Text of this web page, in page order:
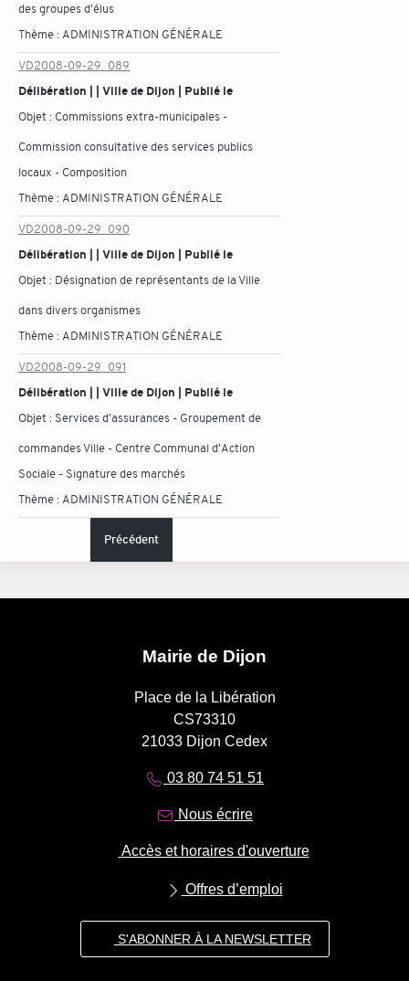
des groupes d'élus
Thème : ADMINISTRATION GÉNÉRALE
VD2008-09-29_089
Délibération | | Ville de Dijon | Publié le
Objet : Commissions extra-municipales -
Commission consultative des services publics
locaux - Composition
Thème : ADMINISTRATION GÉNÉRALE
VD2008-09-29_090
Délibération | | Ville de Dijon | Publié le
Objet : Désignation de représentants de la Ville
dans divers organismes
Thème : ADMINISTRATION GÉNÉRALE
VD2008-09-29_091
Délibération | | Ville de Dijon | Publié le
Objet : Services d'assurances - Groupement de
commandes Ville - Centre Communal d'Action
Sociale - Signature des marchés
Thème : ADMINISTRATION GÉNÉRALE
Précédent
Mairie de Dijon
Place de la Libération
CS73310
21033 Dijon Cedex
03 80 74 51 51
Nous écrire
Accès et horaires d'ouverture
Offres d’emploi
S'ABONNER À LA NEWSLETTER